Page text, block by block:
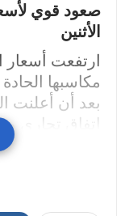
صعود قوي
الأثنين
ارتفعت أسعار
مكاسبها
بعد أن أعلنت
اتفاق تجاري
الجمركية،